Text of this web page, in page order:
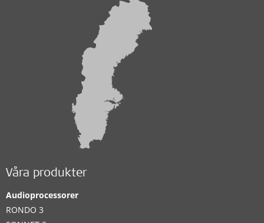
Våra produkter
Audioprocessorer
RONDO 3